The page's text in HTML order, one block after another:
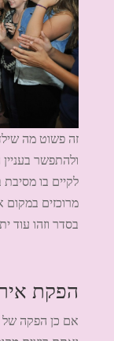
זה פשוט מה
ולהתפשר
לקיים בו
מרוכזים במקום
בסדר וזהו עוד
הפקת
אם כן הפקה של